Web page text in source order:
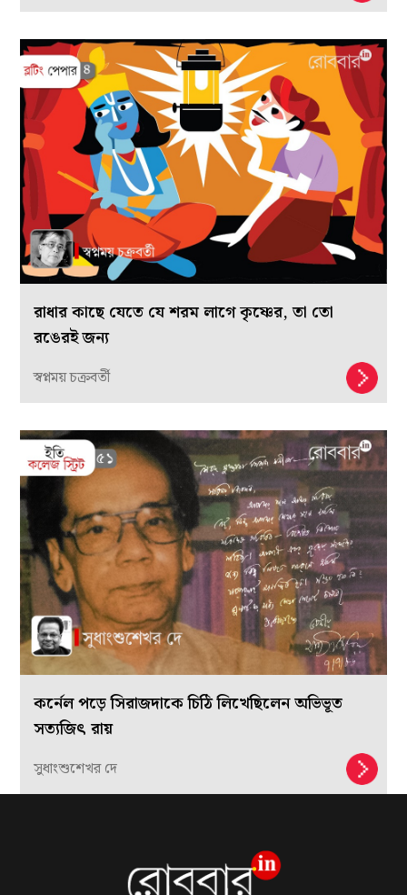
রাধার কাছে যেতে যে শরম লাগে কৃষ্ণের, তা তো
রঙেরই জন্য
স্বপ্নময় চক্রবর্তী
কর্নেল পড়ে সিরাজদাকে চিঠি লিখেছিলেন অভিভূত
সত্যজিৎ রায়
সুধাংশুশেখর দে